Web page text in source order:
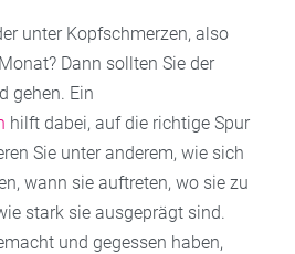
unter Kopfschmerzen, also
Dann sollten Sie der
gehen. Ein
hilft dabei, auf die richtige Spur
Sie unter anderem, wie sich
wann sie auftreten, wo sie zu
stark sie ausgeprägt sind.
und gegessen haben,